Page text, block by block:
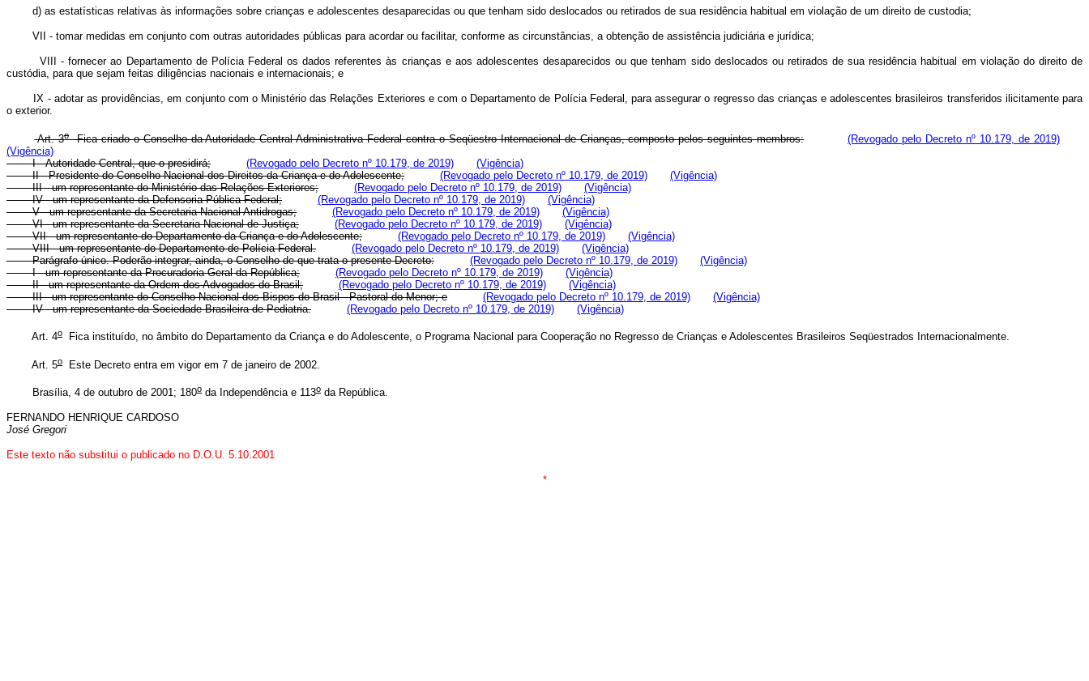
d) as estatísticas relativas às informações sobre crianças e adolescentes desaparecidas ou que tenham sido deslocados ou retirados de sua residência habitual em violação de um direito de custodia;
VII - tomar medidas em conjunto com outras autoridades públicas para acordar ou facilitar, conforme as circunstâncias, a obtenção de assistência judiciária e jurídica;
VIII - fornecer ao Departamento de Polícia Federal os dados referentes às crianças e aos adolescentes desaparecidos ou que tenham sido deslocados ou retirados de sua residência habitual em violação do direito de
custódia, para que sejam feitas diligências nacionais e internacionais; e
IX - adotar as providências, em conjunto com o Ministério das Relações Exteriores e com o Departamento de Polícia Federal, para assegurar o regresso das crianças e adolescentes brasileiros transferidos ilicitamente para
o exterior.
Art. 3oFica criado o Conselho da Autoridade Central Administrativa Federal contra o Seqüestro Internacional de Crianças, composto pelos seguintes membros:
(Revogado pelo Decreto nº 10.179, de 2019)
(Vigência)
I - Autoridade Central, que o presidirá;
(Revogado pelo Decreto nº 10.179, de 2019)
(Vigência)
II - Presidente do Conselho Nacional dos Direitos da Criança e do Adolescente;
(Revogado pelo Decreto nº 10.179, de 2019)
(Vigência)
III - um representante do Ministério das Relações Exteriores;
(Revogado pelo Decreto nº 10.179, de 2019)
(Vigência)
IV - um representante da Defensoria Pública Federal;
(Revogado pelo Decreto nº 10.179, de 2019)
(Vigência)
V - um representante da Secretaria Nacional Antidrogas;
(Revogado pelo Decreto nº 10.179, de 2019)
(Vigência)
VI - um representante da Secretaria Nacional de Justiça;
(Revogado pelo Decreto nº 10.179, de 2019)
(Vigência)
VII - um representante do Departamento da Criança e do Adolescente;
(Revogado pelo Decreto nº 10.179, de 2019)
(Vigência)
VIII - um representante do Departamento de Polícia Federal.
(Revogado pelo Decreto nº 10.179, de 2019)
(Vigência)
Parágrafo único. Poderão integrar, ainda, o Conselho de que trata o presente Decreto:
(Revogado pelo Decreto nº 10.179, de 2019)
(Vigência)
I - um representante da Procuradoria-Geral da República;
(Revogado pelo Decreto nº 10.179, de 2019)
(Vigência)
II - um representante da Ordem dos Advogados do Brasil;
(Revogado pelo Decreto nº 10.179, de 2019)
(Vigência)
III - um representante do Conselho Nacional dos Bispos do Brasil - Pastoral do Menor; e
(Revogado pelo Decreto nº 10.179, de 2019)
(Vigência)
IV - um representante da Sociedade Brasileira de Pediatria.
(Revogado pelo Decreto nº 10.179, de 2019) (Vigência)
Art. 4o Fica instituído, no âmbito do Departamento da Criança e do Adolescente, o Programa Nacional para Cooperação no Regresso de Crianças e Adolescentes Brasileiros Seqüestrados Internacionalmente.
Art. 5o Este Decreto entra em vigor em 7 de janeiro de 2002.
Brasília, 4 de outubro de 2001; 180o da Independência e 113o da República.
FERNANDO HENRIQUE CARDOSO
José Gregori
Este texto não substitui o publicado no D.O.U. 5.10.2001
*